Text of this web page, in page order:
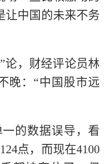
让中国的未来不务
论，财经评论员林
晚：“中国股市远
的数据误导，看
点，而现在4100